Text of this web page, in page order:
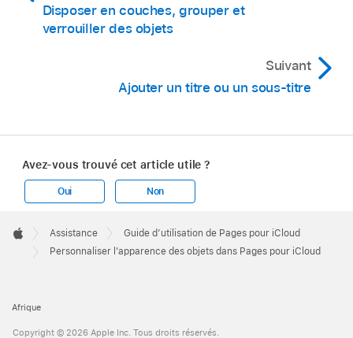
Disposer en couches, grouper et
verrouiller des objets
Suivant
Ajouter un titre ou un sous-titre
Avez-vous trouvé cet article utile ?
Oui Non
Footer

Apple
Assistance
Guide d’utilisation de Pages pour iCloud
Personnaliser l’apparence des objets dans Pages pour iCloud
Afrique
Copyright © 2026 Apple Inc. Tous droits réservés.